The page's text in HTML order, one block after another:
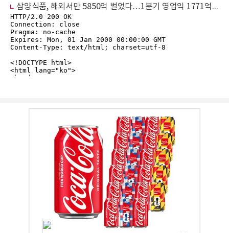
삼양식품, 해외서만 5850억 벌었다…1분기 영업익 1771억원 ‘사상 최대’